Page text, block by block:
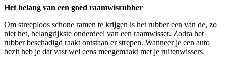
Het belang van een goed raamwisrubber
Om streeploos schone ramen te krijgen is het rubber een van de, zo
niet het, belangrijkste onderdeel van een raamwisser. Zodra het
rubber beschadigd raakt ontstaan er strepen. Wanneer je een auto
bezit heb je dat vast wel eens meegemaakt met je ruitenwissers.